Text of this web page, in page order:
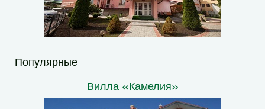
Популярные
Вилла «Камелия»